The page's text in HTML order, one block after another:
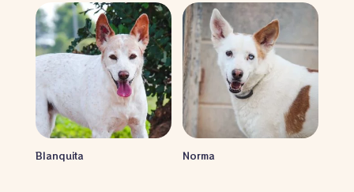
Blanquita Norma